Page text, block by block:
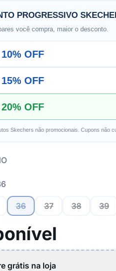
PROGRESSIVO
você compra, maior o desconto.
10% OFF
15% OFF
20% OFF
Skechers não promocionais. Cupons não
36 37 38 39
grátis na loja